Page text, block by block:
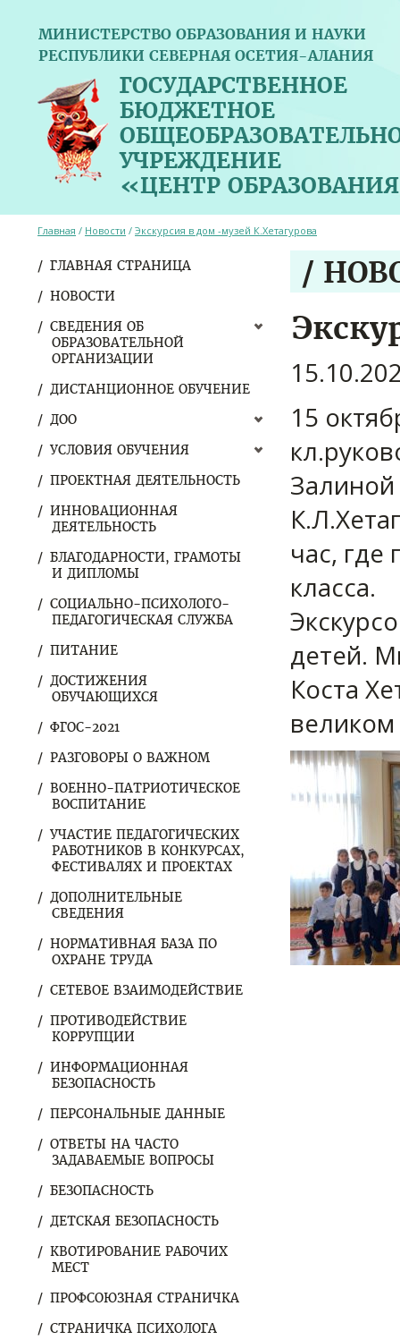
МИНИСТЕРСТВО ОБРАЗОВАНИЯ И НАУКИ
РЕСПУБЛИКИ СЕВЕРНАЯ ОСЕТИЯ-АЛАНИЯ
ГОСУДАРСТВЕННОЕ
БЮДЖЕТНОЕ
УЧРЕЖДЕНИЕ
«ЦЕНТР
ГЛАВНАЯ СТРАНИЦА
НОВОСТИ
СВЕДЕНИЯ ОБ
ОБРАЗОВАТЕЛЬНОЙ
ОРГАНИЗАЦИИ
ДИСТАНЦИОННОЕ ОБУЧЕНИЕ
ДОО
УСЛОВИЯ ОБУЧЕНИЯ
ПРОЕКТНАЯ ДЕЯТЕЛЬНОСТЬ
ИННОВАЦИОННАЯ
ДЕЯТЕЛЬНОСТЬ
БЛАГОДАРНОСТИ, ГРАМОТЫ
И ДИПЛОМЫ
СОЦИАЛЬНО-ПСИХОЛОГО-
ПЕДАГОГИЧЕСКАЯ СЛУЖБА
ПИТАНИЕ
ДОСТИЖЕНИЯ
ОБУЧАЮЩИХСЯ
ФГОС-2021
РАЗГОВОРЫ О ВАЖНОМ
ВОЕННО-ПАТРИОТИЧЕСКОЕ
ВОСПИТАНИЕ
УЧАСТИЕ ПЕДАГОГИЧЕСКИХ
РАБОТНИКОВ В КОНКУРСАХ,
ФЕСТИВАЛЯХ И ПРОЕКТАХ
ДОПОЛНИТЕЛЬНЫЕ
СВЕДЕНИЯ
НОРМАТИВНАЯ БАЗА ПО
ОХРАНЕ ТРУДА
СЕТЕВОЕ ВЗАИМОДЕЙСТВИЕ
ПРОТИВОДЕЙСТВИЕ
КОРРУПЦИИ
ИНФОРМАЦИОННАЯ
БЕЗОПАСНОСТЬ
ПЕРСОНАЛЬНЫЕ ДАННЫЕ
ОТВЕТЫ НА ЧАСТО
ЗАДАВАЕМЫЕ ВОПРОСЫ
БЕЗОПАСНОСТЬ
ДЕТСКАЯ БЕЗОПАСНОСТЬ
КВОТИРОВАНИЕ РАБОЧИХ
МЕСТ
ПРОФСОЮЗНАЯ СТРАНИЧКА
СТРАНИЧКА ПСИХОЛОГА
Главная / Новости / Экскурсия в дом -музей К.Хетагурова
/
15
час, где
класса.
детей.
Коста
великом